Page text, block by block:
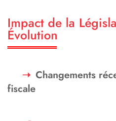
Impact de la
Évolution
Changements
fiscale